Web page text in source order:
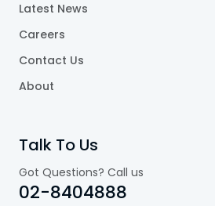
Latest News
Careers
Contact Us
About
Talk To Us
Got Questions? Call us
02-8404888